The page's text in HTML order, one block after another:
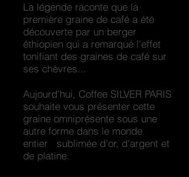
La légende raconte que la
première graine de café a été
découverte par un berger
éthiopien qui a remarqué l'effet
tonifiant des graines de café sur
ses chèvres...
Aujourd'hui, Coffee SILVER PARIS
souhaite vous présenter cette
graine omniprésente sous une
autre forme dans le monde
entier sublimée d'or, d'argent et
de platine.